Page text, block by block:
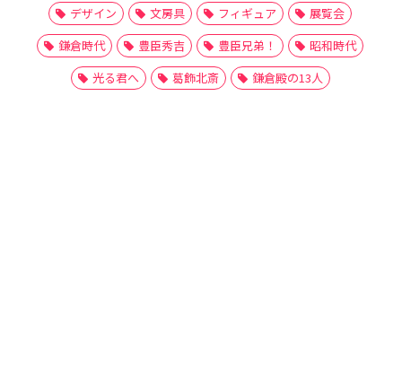
デザイン
文房具 フィギュア
展覧会
鎌倉時代
豊臣秀吉 豊臣兄弟！
昭和時代
光る君へ
葛飾北斎 鎌倉殿の13人